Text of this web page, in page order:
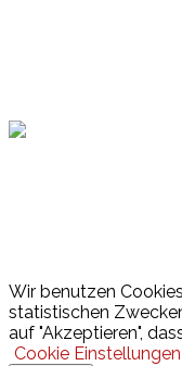
Wir benutzen
statistischen
auf "Akzeptieren",
Cookie Einstellungen